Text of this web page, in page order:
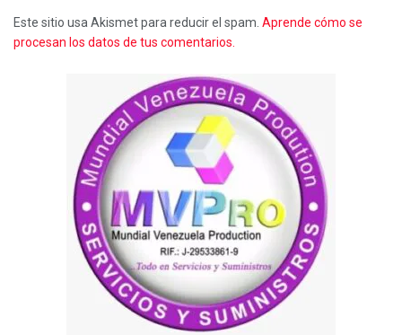
Este sitio usa Akismet para reducir el spam. Aprende cómo se
procesan los datos de tus comentarios.